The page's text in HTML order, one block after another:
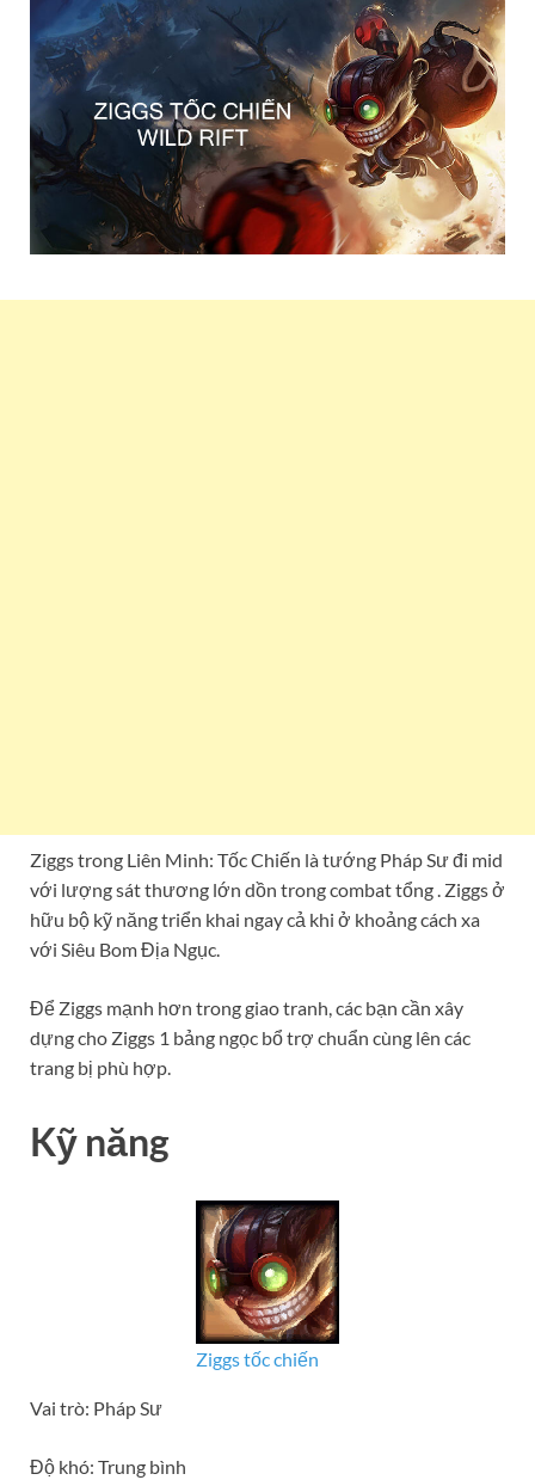
Ziggs trong Liên Minh: Tốc Chiến là tướng Pháp Sư đi mid
với lượng sát thương lớn dồn trong combat tổng . Ziggs ở
hữu bộ kỹ năng triển khai ngay cả khi ở khoảng cách xa
với Siêu Bom Địa Ngục.
Để Ziggs mạnh hơn trong giao tranh, các bạn cần xây
dựng cho Ziggs 1 bảng ngọc bổ trợ chuẩn cùng lên các
trang bị phù hợp.
Kỹ năng
Ziggs tốc chiến
Vai trò: Pháp Sư
Độ khó: Trung bình